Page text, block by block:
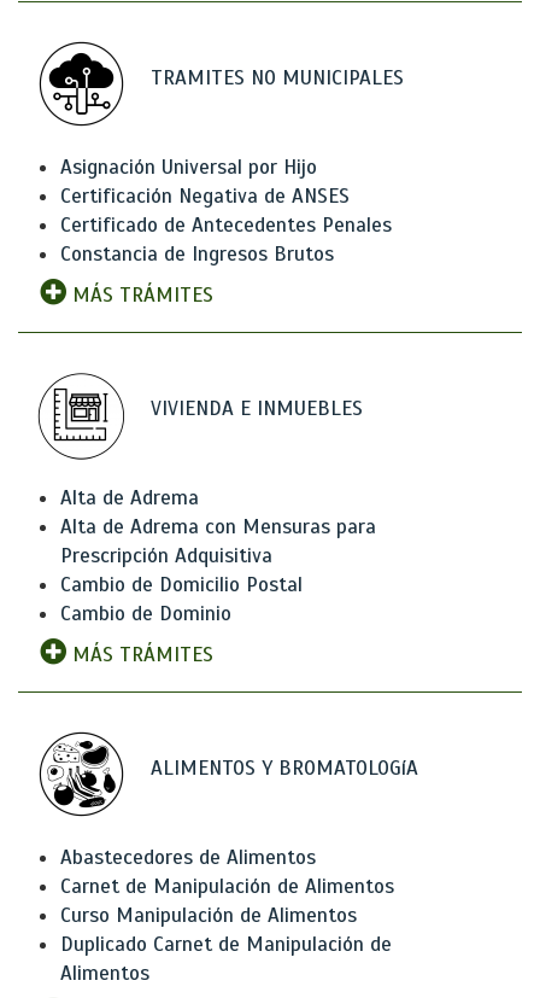
TRAMITES NO MUNICIPALES
Asignación Universal por Hijo
Certificación Negativa de ANSES
Certificado de Antecedentes Penales
Constancia de Ingresos Brutos
MÁS TRÁMITES
VIVIENDA E INMUEBLES
Alta de Adrema
Alta de Adrema con Mensuras para
Prescripción Adquisitiva
Cambio de Domicilio Postal
Cambio de Dominio
MÁS TRÁMITES
ALIMENTOS Y BROMATOLOGíA
Abastecedores de Alimentos
Carnet de Manipulación de Alimentos
Curso Manipulación de Alimentos
Duplicado Carnet de Manipulación de
Alimentos